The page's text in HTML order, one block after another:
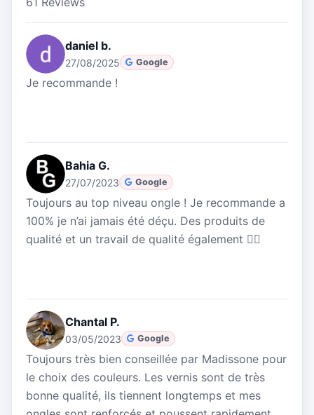
daniel b.
27/08/2025 Google
Je recommande !
Bahia G.
27/07/2023 Google
Toujours au top niveau ongle ! Je recommande a
100% je n’ai jamais été déçu. Des produits de
qualité et un travail de qualité également 👌🏼
Chantal P.
03/05/2023 Google
Toujours très bien conseillée par Madissone pour
le choix des couleurs. Les vernis sont de très
bonne qualité, ils tiennent longtemps et mes